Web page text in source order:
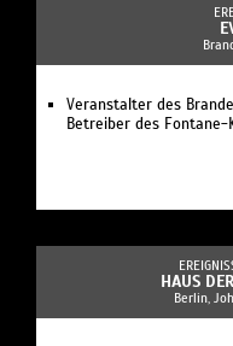
Veranstalter des
Betreiber des Fontane-
HAUS
Berlin,